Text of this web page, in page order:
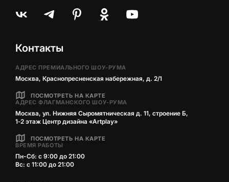
Контакты
АДРЕС ПРЕМИАЛЬНОГО ШОУ-РУМА
Москва, Краснопресненская набережная, д. 2/1
ПОСМОТРЕТЬ НА КАРТЕ
АДРЕС ФЛАГМАНСКОГО ШОУ-РУМА
Москва, ул. Нижняя Сыромятническая д. 11, строение Б,
1‑2 этаж Центр дизайна «Artplay»
ПОСМОТРЕТЬ НА КАРТЕ
ВРЕМЯ РАБОТЫ
Пн-Сб: с 9:00 до 21:00
Вс: с 11:00 до 21:00